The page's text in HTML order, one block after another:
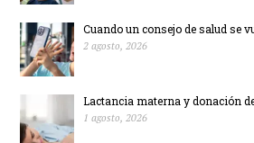
Cuando un consejo de salud se
2 agosto, 2026
Lactancia materna y donación de
1 agosto, 2026